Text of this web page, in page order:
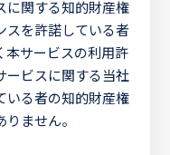
に関する知的財産権
スを許諾している者
本サービスの利用許
ービスに関する当社
いる者の知的財産権
ません。